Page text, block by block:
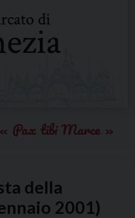
Pax tibi Marce
della
2001)